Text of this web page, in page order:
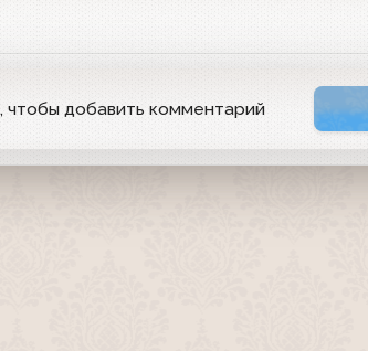
, чтобы добавить комментарий